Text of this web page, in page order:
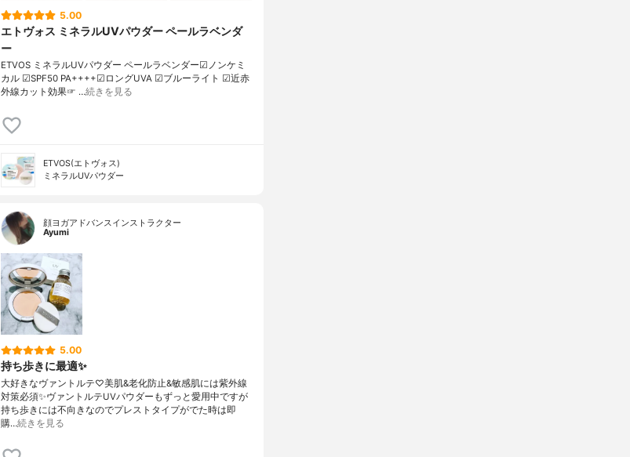
5.00
エトヴォス ミネラルUVパウダー ペールラベンダ
ー
ETVOS ミネラルUVパウダー ペールラベンダー☑︎ノンケミ
カル ☑︎SPF50 PA++++☑︎ロングUVA ☑︎ブルーライト ☑︎近赤
外線カット効果☞ …続きを見る
ETVOS(エトヴォス)
ミネラルUVパウダー
顔ヨガアドバンスインストラクター
Ayumi
5.00
持ち歩きに最適✨
大好きなヴァントルテ♡美肌&老化防止&敏感肌には紫外線
対策必須✨ヴァントルテUVパウダーもずっと愛用中ですが
持ち歩きには不向きなのでプレストタイプがでた時は即
購…続きを見る